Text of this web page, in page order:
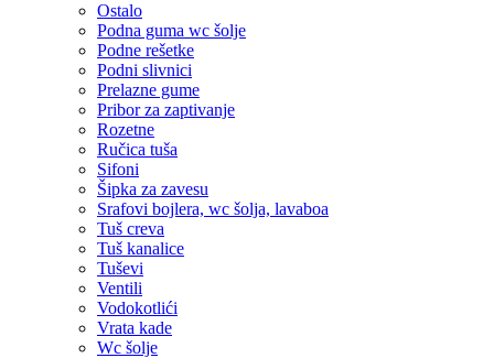
Ostalo
Podna guma wc šolje
Podne rešetke
Podni slivnici
Prelazne gume
Pribor za zaptivanje
Rozetne
Ručica tuša
Sifoni
Šipka za zavesu
Srafovi bojlera, wc šolja, lavaboa
Tuš creva
Tuš kanalice
Tuševi
Ventili
Vodokotlići
Vrata kade
Wc šolje